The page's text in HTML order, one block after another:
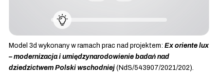
Model 3d wykonany w ramach prac nad projektem: Ex oriente lux
– modernizacja i umiędzynarodowienie badań nad
dziedzictwem Polski wschodniej (NdS/543907/2021/202).